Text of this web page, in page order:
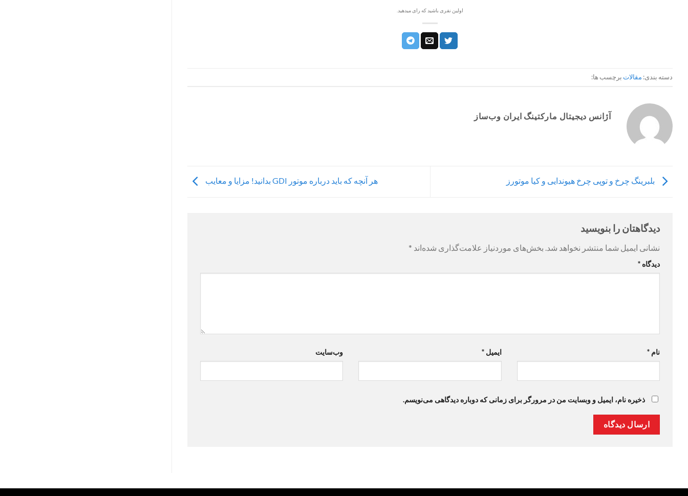
اولین نفری باشید که رای میدهید.
دسته بندی: مقالاتبرچسب ها:
آژانس دیجیتال مارکتینگ ایران وب‌ساز
بلبرینگ چرخ و توپی چرخ هیوندایی و کیا موتورز هر آنچه که باید درباره موتور GDI بدانید! مزایا و معایب
دیدگاهتان را بنویسید
نشانی ایمیل شما منتشر نخواهد شد. بخش‌های موردنیاز علامت‌گذاری شده‌اند *
دیدگاه *
نام * ایمیل* وب‌سایت
ذخیره نام، ایمیل و وبسایت من در مرورگر برای زمانی که دوباره دیدگاهی می‌نویسم.